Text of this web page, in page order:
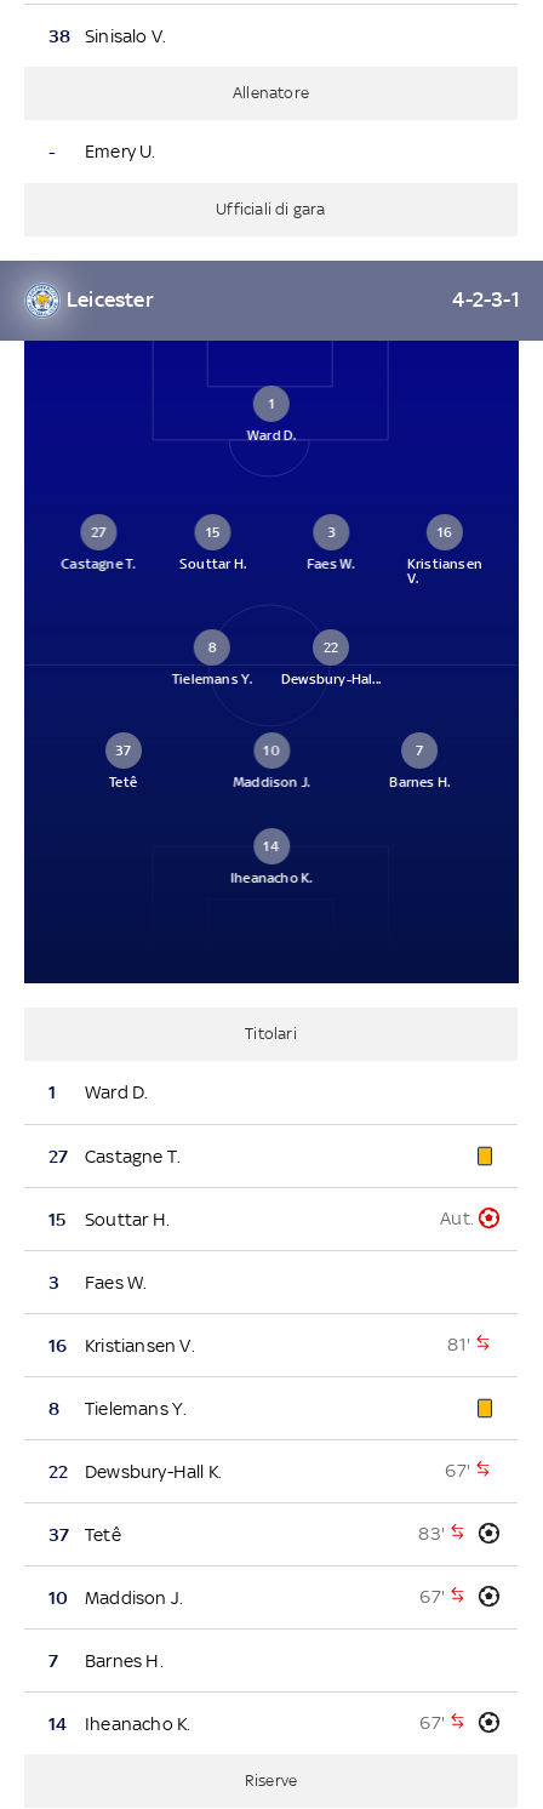
38 Sinisalo V.
Allenatore
- Emery U.
Ufficiali di gara
Leicester 4-2-3-1
1
Ward D.
27
Castagne T.
15
Souttar H.
3
Faes W.
16
Kristiansen
V.
8
Tielemans Y.
22
Dewsbury-Hal...
37
Tetê
10
Maddison J.
7
Barnes H.
14
Iheanacho K.
Titolari
1 Ward D.
27 Castagne T.
15 Souttar H. Aut.
3 Faes W.
16 Kristiansen V. 81'
8 Tielemans Y.
22 Dewsbury-Hall K. 67'
37 Tetê 83'
10 Maddison J. 67'
7 Barnes H.
14 Iheanacho K. 67'
Riserve